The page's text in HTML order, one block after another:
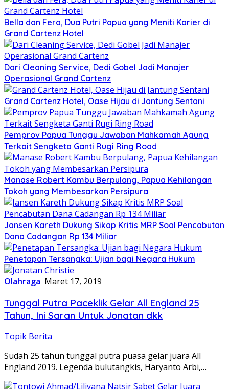
Bella dan Fera, Dua Putri Papua yang Meniti Karier di
Grand Cartenz Hotel
Dari Cleaning Service, Dedi Gobel Jadi Manajer
Operasional Grand Cartenz
Grand Cartenz Hotel, Oase Hijau di Jantung Sentani
Pemprov Papua Tunggu Jawaban Mahkamah Agung
Terkait Sengketa Ganti Rugi Ring Road
Manase Robert Kambu Berpulang, Papua Kehilangan
Tokoh yang Membesarkan Persipura
Jansen Kareth Dukung Sikap Kritis MRP Soal Pencabutan
Dana Cadangan Rp 134 Miliar
Penetapan Tersangka: Ujian bagi Negara Hukum
Olahraga Maret 17, 2019
Tunggal Putra Paceklik Gelar All England 25
Tahun, Ini Saran Untuk Jonatan dkk
Topik Berita
Sudah 25 tahun tunggal putra puasa gelar juara All
England 2019. Legenda bulutangkis, Haryanto Arbi,…